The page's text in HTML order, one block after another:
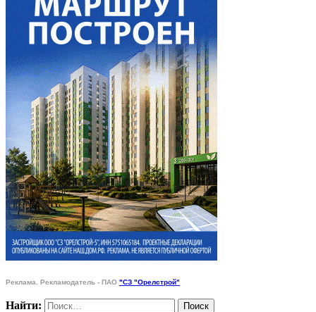
Реклама. Рекламодатель - ПАО "СЗ "Орелстрой"
Найти: